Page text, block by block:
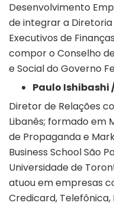
Desenvolvimento
de integrar a
Executivos de
compor o Conselho
e Social do Governo
Paulo Ishibashi
Diretor de Relações
Libanês; formado em
de Propaganda e
Business School São
Universidade de
atuou em empresas
Credicard,